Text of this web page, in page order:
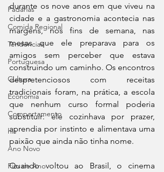
Padarias
Comida Regional
Tendências
Portuguesa
Cultura
Economia
Comportamento
his
Ano Novo
Fim de Ano
durante os nove anos em que viveu na
cidade e a gastronomia acontecia nas
margens, nos fins de semana, nas
mesas que ele preparava para os
amigos sem perceber que estava
construindo um caminho. Os encontros
despretenciosos com receitas
tradicionais foram, na prática, a escola
que nenhum curso formal poderia
substituir: ele cozinhava por prazer,
aprendia por instinto e alimentava uma
paixão que ainda não tinha nome.
Quando voltou ao Brasil, o cinema